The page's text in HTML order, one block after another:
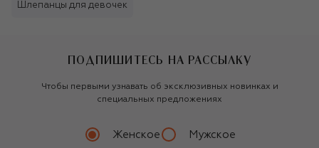
Шлепанцы для девочек
ПОДПИШИТЕСЬ НА РАССЫЛКУ
Чтобы первыми узнавать об эксклюзивных новинках и
специальных предложениях
Женское Мужское